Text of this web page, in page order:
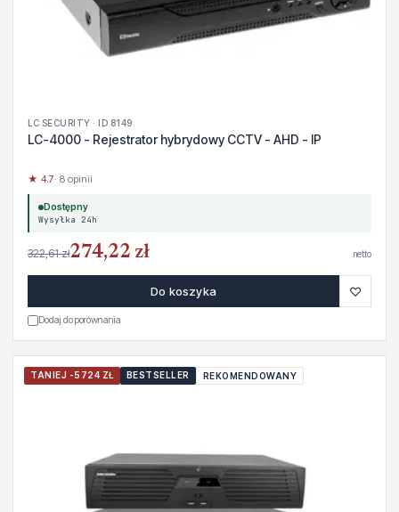
LC SECURITY · ID 8149
LC-4000 - Rejestrator hybrydowy CCTV - AHD - IP
★ 4.7· 8 opinii
Dostępny
Wysyłka 24h
322,61 zł274,22 zł netto
Do koszyka ♡
Dodaj do porównania
TANIEJ -5724 ZŁ BESTSELLER REKOMENDOWANY